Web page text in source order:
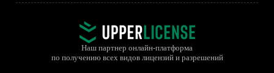
Наш партнер онлайн-платформа
по получению всех видов лицензий и разрешений